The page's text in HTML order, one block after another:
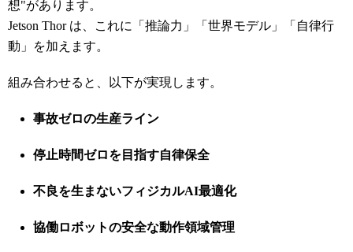
想"があります。
Jetson Thor は、これに「推論力」「世界モデル」「自律行
動」を加えます。
組み合わせると、以下が実現します。
事故ゼロの生産ライン
停止時間ゼロを目指す自律保全
不良を生まないフィジカルAI最適化
協働ロボットの安全な動作領域管理